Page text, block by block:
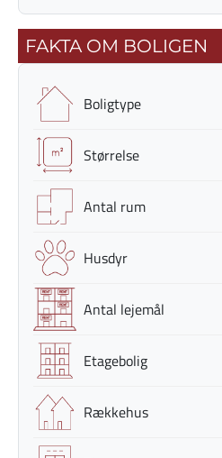
FAKTA OM BOLIGEN
Boligtype
Størrelse
Antal rum
Husdyr
Antal lejemål
Etagebolig
Rækkehus